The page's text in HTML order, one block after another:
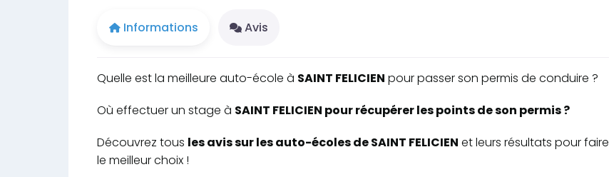
Informations Avis
Quelle est la meilleure auto-école à SAINT FELICIEN pour passer son permis de conduire ?
Où effectuer un stage à SAINT FELICIEN pour récupérer les points de son permis ?
Découvrez tous les avis sur les auto-écoles de SAINT FELICIEN et leurs résultats pour faire
le meilleur choix !